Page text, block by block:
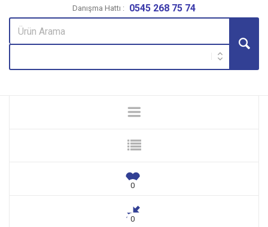
Danışma Hattı : 0545 268 75 74